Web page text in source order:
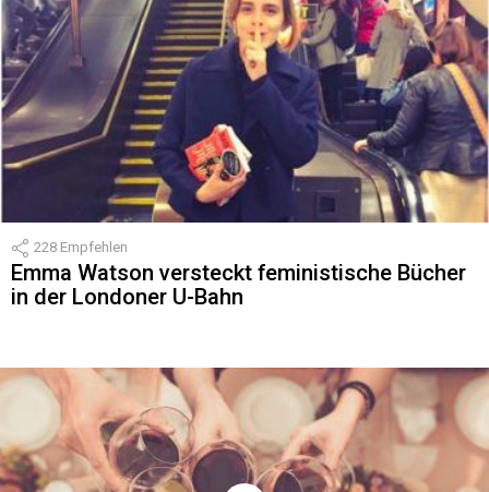
228 Empfehlen
Emma Watson versteckt feministische Bücher
in der Londoner U-Bahn